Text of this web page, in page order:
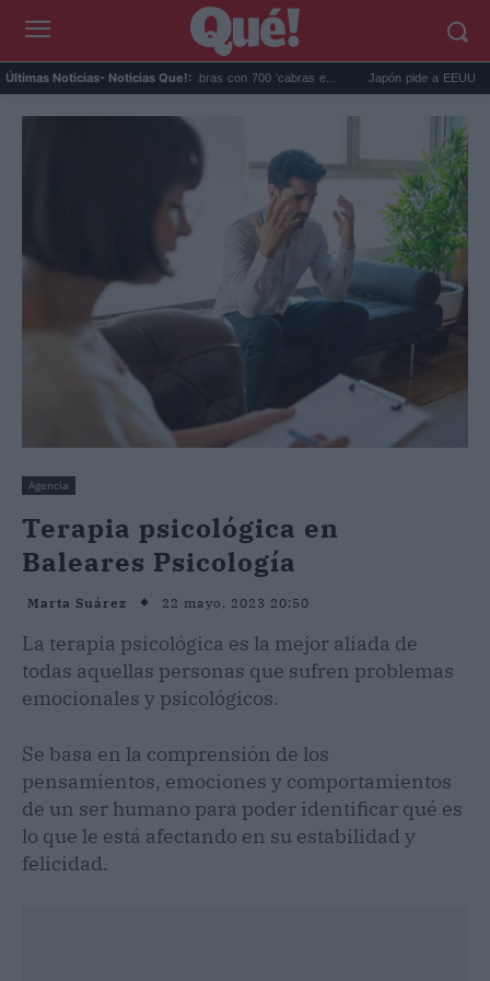
Últimas Noticias- Noticias Que!:
eliminó 140.000 cabras con 700 'cabras e... Japón pide a EEUU que
Agencia
Terapia psicológica en
Baleares Psicología
Marta Suárez 22 mayo, 2023 20:50
La terapia psicológica es la mejor aliada de
todas aquellas personas que sufren problemas
emocionales y psicológicos.
Se basa en la comprensión de los
pensamientos, emociones y comportamientos
de un ser humano para poder identificar qué es
lo que le está afectando en su estabilidad y
felicidad.